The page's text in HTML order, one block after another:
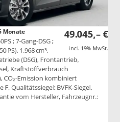
49.045,– €
incl. 19% MwSt.
Monate
; 7-Gang-DSG ;
PS), 1.968 cm³,
(DSG), Frontantrieb,
Kraftstoffverbrauch
CO₂-Emission kombiniert
F, Qualitätssiegel: BVFK-Siegel,
vom Hersteller, Fahrzeugnr.: